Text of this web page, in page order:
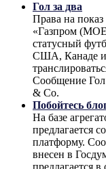
Гол за два
Права на
«Газпром
статусный
США, Канаде и
Сообщение Гол
& Co.
Побойтесь
На базе
предлагается
платформу.
внесен в